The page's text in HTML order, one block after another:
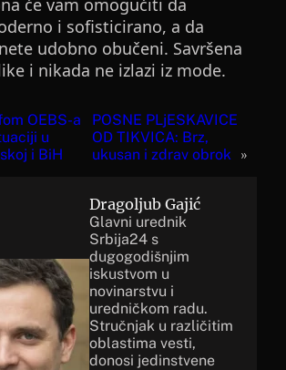
će vam omogućiti da
i sofisticirano, a da
udobno obučeni. Savršena
i nikada ne izlazi iz mode.
OEBS-a
u
i BiH
POSNE PLjESKAVICE
OD TIKVICA: Brz,
ukusan i zdrav obrok »
Dragoljub Gajić
Glavni urednik
Srbija24 s
dugogodišnjim
iskustvom u
novinarstvu i
uredničkom radu.
Stručnjak u različitim
oblastima vesti,
donosi jedinstvene